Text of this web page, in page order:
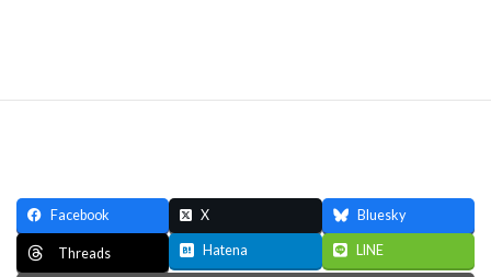
Facebook X Bluesky
Threads Hatena LINE